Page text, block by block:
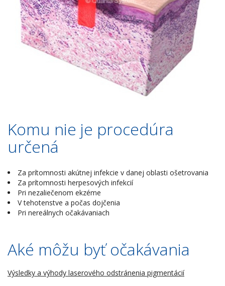
Komu nie je procedúra
určená
Za prítomnosti akútnej infekcie v danej oblasti ošetrovania
Za prítomnosti herpesových infekcií
Pri nezaliečenom ekzéme
V tehotenstve a počas dojčenia
Pri nereálnych očakávaniach
Aké môžu byť očakávania
Výsledky a výhody laserového odstránenia pigmentácií